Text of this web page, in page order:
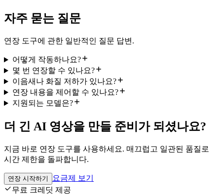
자주 묻는 질문
연장 도구에 관한 일반적인 질문 답변.
어떻게 작동하나요?
몇 번 연장할 수 있나요?
이음새나 화질 저하가 있나요?
연장 내용을 제어할 수 있나요?
지원되는 모델은?
더 긴 AI 영상을 만들 준비가 되셨나요?
지금 바로 연장 도구를 사용하세요. 매끄럽고 일관된 품질로
시간 제한을 돌파합니다.
연장 시작하기
요금제 보기
무료 크레딧 제공